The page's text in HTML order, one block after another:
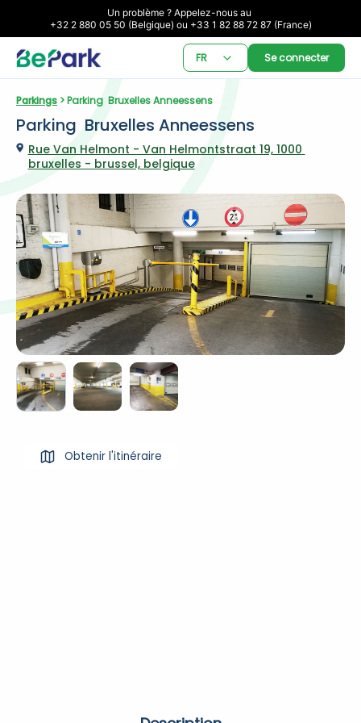
Un problème ? Appelez-nous au
+32 2 880 05 50 (Belgique) ou +33 1 82 88 72 87 (France)
FR Se connecter
Parkings > Parking  Bruxelles Anneessens
Parking  Bruxelles Anneessens
Rue Van Helmont - Van Helmontstraat 19, 1000
bruxelles - brussel, belgique
Obtenir l'itinéraire